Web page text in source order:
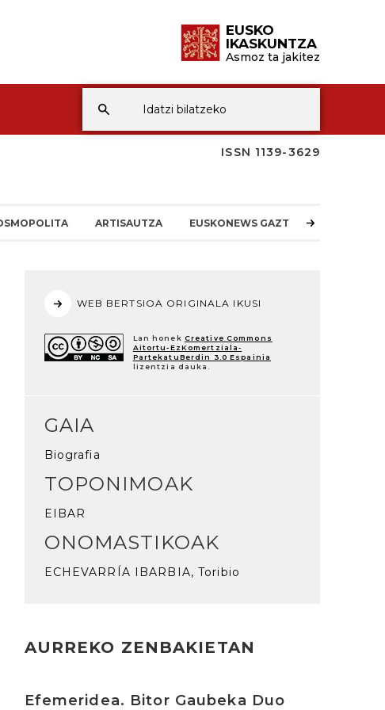
EUSKO
IKASKUNTZA
Asmoz ta jakitez
ISSN 1139-3629
ARTISAUTZA EUSKONEWS GAZTEA
WEB BERTSIOA ORIGINALA IKUSI
Lan honek Creative Commons
Aitortu-EzKomertziala-
PartekatuBerdin 3.0 Espainia
lizentzia dauka.
GAIA
Biografia
TOPONIMOAK
EIBAR
ONOMASTIKOAK
ECHEVARRÍA IBARBIA, Toribio
AURREKO ZENBAKIETAN
Efemeridea. Bitor Gaubeka Duo